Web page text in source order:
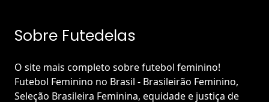
Sobre Futedelas
O site mais completo sobre futebol feminino!
Futebol Feminino no Brasil - Brasileirão Feminino,
Seleção Brasileira Feminina, equidade e justiça de